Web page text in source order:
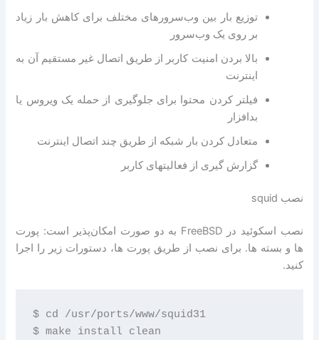
توزیع بار بین وب‌سرورهای مختلف برای کاهش بار زیاد
بر روی یک وب‌سرور
بالا بردن امنیت کاربر از طریق اتصال غیر مستقیم آن به
اینترنت
فیلتر کردن محتوا برای جلوگیری از حمله یک ویروس یا
بدافزار
متعادل کردن بار شبکه از طریق چند اتصال اینترنت
گزارش گیری از فعالیتهای کاربر
نصب squid
نصب اسکوئید در FreeBSD به دو صورت امکان‌پذیر است: پورت
ها و بسته ها. برای نصب از طریق پورت ها، دستورات زیر را اجرا
کنید.
$ cd /usr/ports/www/squid31